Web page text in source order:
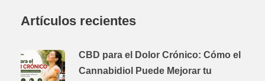
Artículos recientes
CBD para el Dolor Crónico: Cómo el
Cannabidiol Puede Mejorar tu